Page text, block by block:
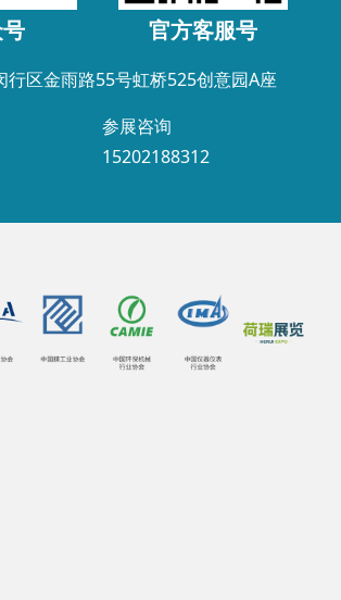
官方客服号
行区金雨路55号虹桥525创意园A座
参展咨询
15202188312